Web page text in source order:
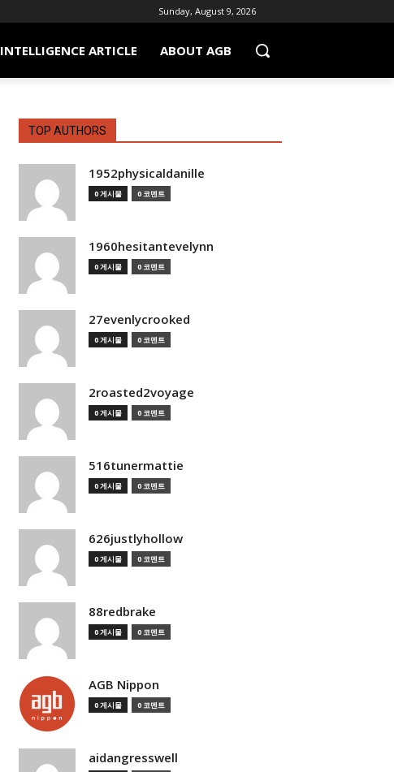
Sunday, August 9, 2026
INTELLIGENCE ARTICLE ABOUT AGB
TOP AUTHORS
1952physicaldanille
0 게시물 0 코멘트
1960hesitantevelynn
0 게시물 0 코멘트
27evenlycrooked
0 게시물 0 코멘트
2roasted2voyage
0 게시물 0 코멘트
516tunermattie
0 게시물 0 코멘트
626justlyhollow
0 게시물 0 코멘트
88redbrake
0 게시물 0 코멘트
AGB Nippon
0 게시물 0 코멘트
aidangresswell